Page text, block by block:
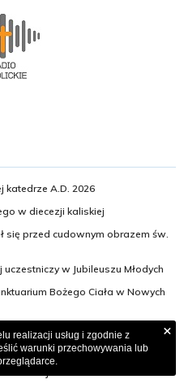
katedrze A.D. 2026
w diecezji kaliskiej
się przed cudownym obrazem św.
uczestniczy w Jubileuszu Młodych
Bożego Ciała w Nowych
konkatedrze - 2025
realizacji usług i zgodnie z
warunki przechowywania lub
×